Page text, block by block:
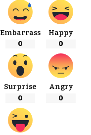
Embarrass
0
Happy
0
Surprise
0
Angry
0